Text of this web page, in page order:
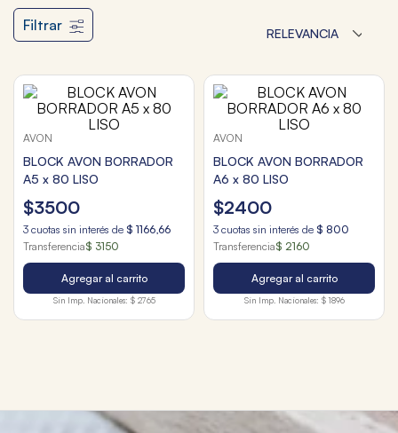
Filtrar RELEVANCIA
AVON
BLOCK AVON BORRADOR
A5 x 80 LISO
$3500
3 cuotas sin interés de $ 1166,66
Transferencia$ 3150
Agregar al carrito
Sin Imp. Nacionales: $ 2765
AVON
BLOCK AVON BORRADOR
A6 x 80 LISO
$2400
3 cuotas sin interés de $ 800
Transferencia$ 2160
Agregar al carrito
Sin Imp. Nacionales: $ 1896
4. marcadores